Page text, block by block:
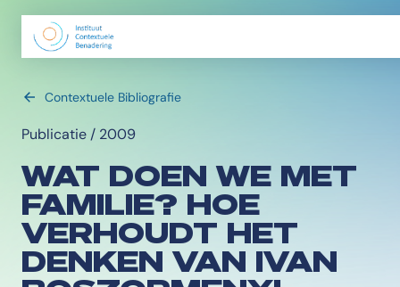
Contextuele Bibliografie
Publicatie / 2009
WAT DOEN WE MET
FAMILIE? HOE
VERHOUDT HET
DENKEN VAN IVAN